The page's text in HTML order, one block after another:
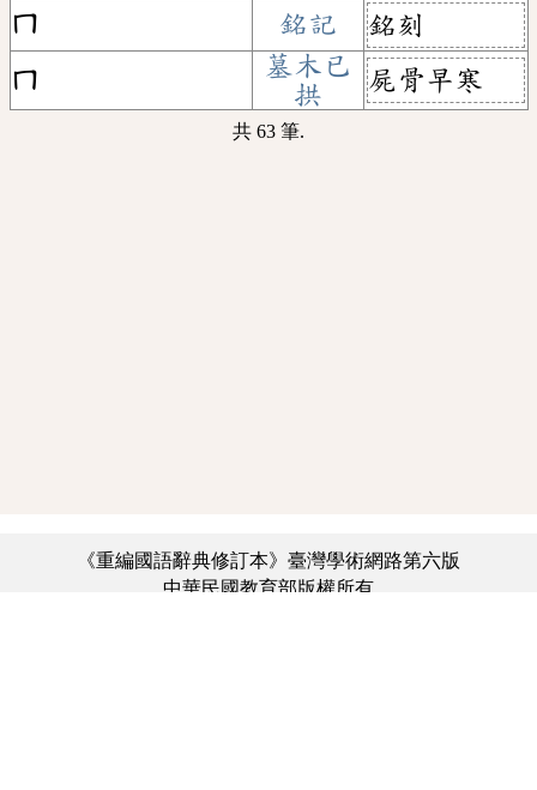
ㄇ
銘記
銘刻
ㄇ
墓木已
拱
屍骨早寒
共 63 筆.
《重編國語辭典修訂本》臺灣學術網路第六版
中華民國教育部版權所有